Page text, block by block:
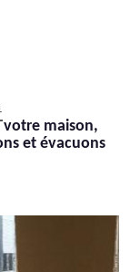
votre maison,
et évacuons